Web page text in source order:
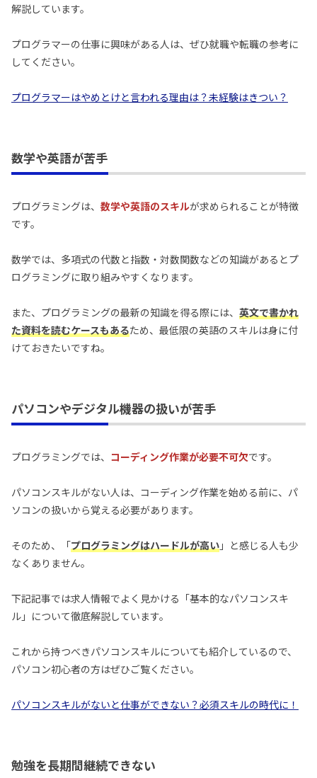
解説しています。
プログラマーの仕事に興味がある人は、ぜひ就職や転職の参考に
してください。
プログラマーはやめとけと言われる理由は？未経験はきつい？
数学や英語が苦手
プログラミングは、 数学や英語のスキルが求められることが特徴
です。
数学では、多項式の代数と指数・対数関数などの知識があるとプ
ログラミングに取り組みやすくなります。
また、プログラミングの最新の知識を得る際には、 英文で書かれ
た資料を読むケースもあるため、最低限の英語のスキルは身に付
けておきたいですね。
パソコンやデジタル機器の扱いが苦手
プログラミングでは、 コーディング作業が必要不可欠です。
パソコンスキルがない人は、コーディング作業を始める前に、パ
ソコンの扱いから覚える必要があります。
そのため、「プログラミングはハードルが高い 」と感じる人も少
なくありません。
下記記事では求人情報でよく見かける「基本的なパソコンスキ
ル」について徹底解説しています。
これから持つべきパソコンスキルについても紹介しているので、
パソコン初心者の方はぜひご覧ください。
パソコンスキルがないと仕事ができない？必須スキルの時代に！
勉強を長期間継続できない